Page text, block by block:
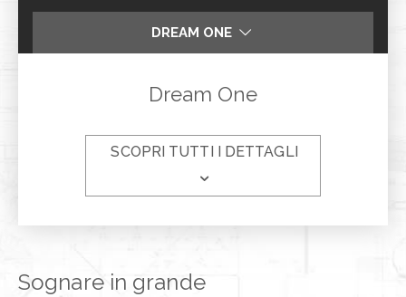
DREAM ONE
Dream One
SCOPRI TUTTI I DETTAGLI
Sognare in grande